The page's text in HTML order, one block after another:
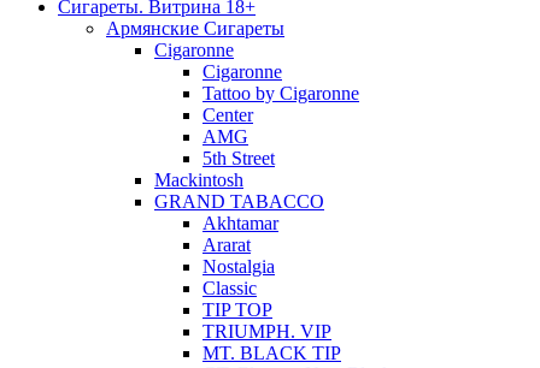
Сигареты. Витрина 18+
Армянские Сигареты
Cigaronne
Cigaronne
Tattoo by Cigaronne
Center
AMG
5th Street
Mackintosh
GRAND TABACCO
Akhtamar
Ararat
Nostalgia
Classic
TIP TOP
TRIUMPH. VIP
MT. BLACK TIP